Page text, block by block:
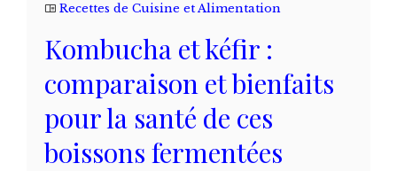
Recettes de Cuisine et Alimentation
Kombucha et kéfir :
comparaison et bienfaits
pour la santé de ces
boissons fermentées